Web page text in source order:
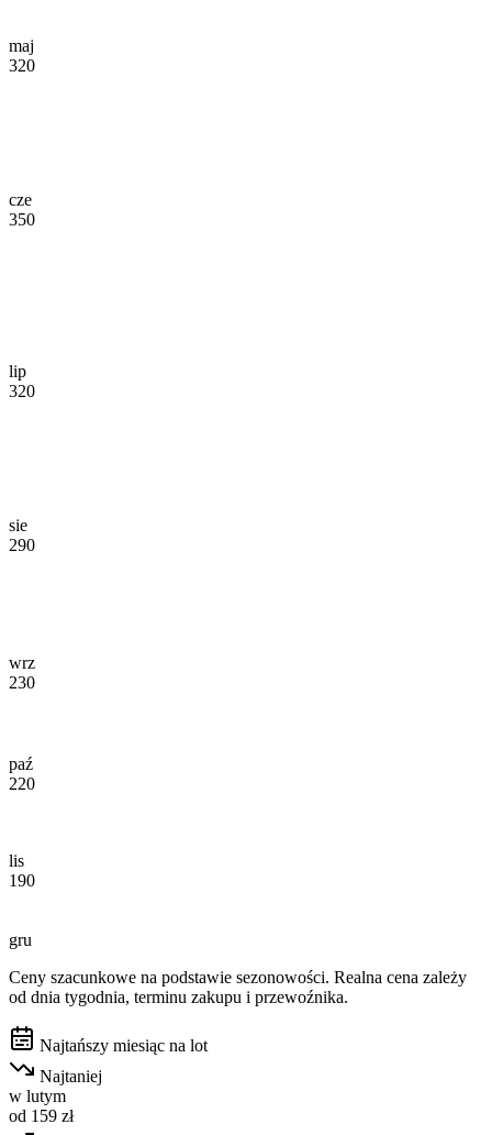
maj
320
cze
350
lip
320
sie
290
wrz
230
paź
220
lis
190
gru
Ceny szacunkowe na podstawie sezonowości. Realna cena zależy
od dnia tygodnia, terminu zakupu i przewoźnika.
Najtańszy miesiąc na lot
Najtaniej
w lutym
od 159 zł